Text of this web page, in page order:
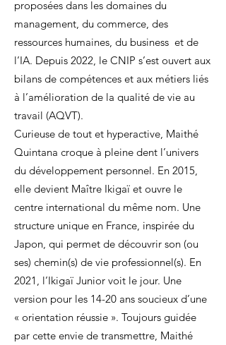
proposées dans les domaines du
management, du commerce, des
ressources humaines, du business et de
l’IA. Depuis 2022, le CNIP s’est ouvert aux
bilans de compétences et aux métiers liés
à l’amélioration de la qualité de vie au
travail (AQVT).
Curieuse de tout et hyperactive, Maithé
Quintana croque à pleine dent l’univers
du développement personnel. En 2015,
elle devient Maître Ikigaï et ouvre le
centre international du même nom. Une
structure unique en France, inspirée du
Japon, qui permet de découvrir son (ou
ses) chemin(s) de vie professionnel(s). En
2021, l’Ikigaï Junior voit le jour. Une
version pour les 14-20 ans soucieux d’une
« orientation réussie ». Toujours guidée
par cette envie de transmettre, Maithé